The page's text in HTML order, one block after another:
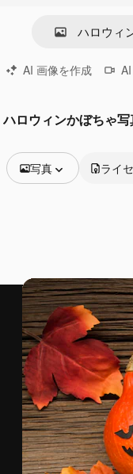
AI 画像を作成
ハロウィンかぼちゃ写
写真
動画
映像素材
モーショングラフィッ
動画テンプレート
アイコン
3D モデル
フォント
ライ
最高のク
ットフォ
店、スタ
います。
日本